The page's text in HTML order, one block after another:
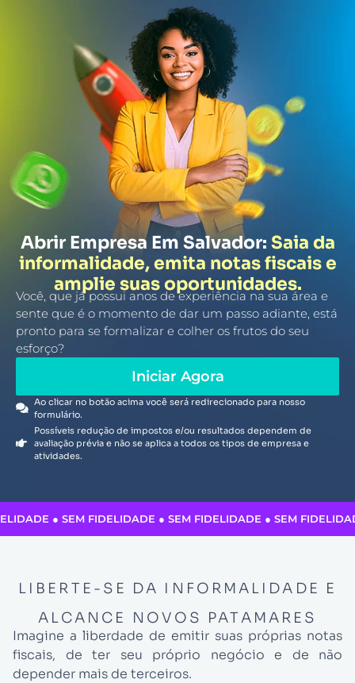
Abrir Empresa Em Salvador: Saia da
informalidade, emita notas fiscais e
amplie suas oportunidades.
Você, que já possui anos de experiência na sua área e
sente que é o momento de dar um passo adiante, está
pronto para se formalizar e colher os frutos do seu
esforço?
Iniciar Agora
Ao clicar no botão acima você será redirecionado para nosso
formulário.
Possíveis redução de impostos e/ou resultados dependem de
avaliação prévia e não se aplica a todos os tipos de empresa e
atividades.
● SEM FIDELIDADE ● SEM FIDELIDADE ● SEM
LIBERTE-SE DA INFORMALIDADE E
ALCANCE NOVOS PATAMARES
Imagine a liberdade de emitir suas próprias notas
fiscais, de ter seu próprio negócio e de não
depender mais de terceiros.